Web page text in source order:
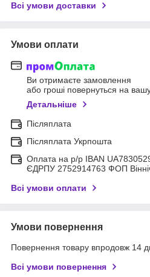
Всі умови доставки
Умови оплати
Ви отримаєте замовлення
або гроші повернуться на
Детальніше
Післяплата
Післяплата Укрпошта
Оплата на р/р IBAN
ЄДРПУ 2752914763 ФОП
Всі умови оплати
Умови повернення
Повернення товару впродовж 14
Всі умови повернення